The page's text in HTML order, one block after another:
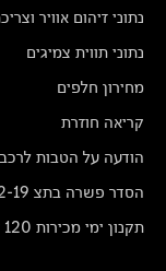
נתוני זיהום אוויר
נתוני תווית צמיגים
מחירון חלפים
קריאה חוזרת
הודעה על הטבות לרכבי
הסדר פשרה בתצ 56447-02-19
תקנון ימי מכירות 120 לכלמוביל